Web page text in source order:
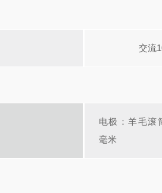
交流
电极：羊毛滚
毫米